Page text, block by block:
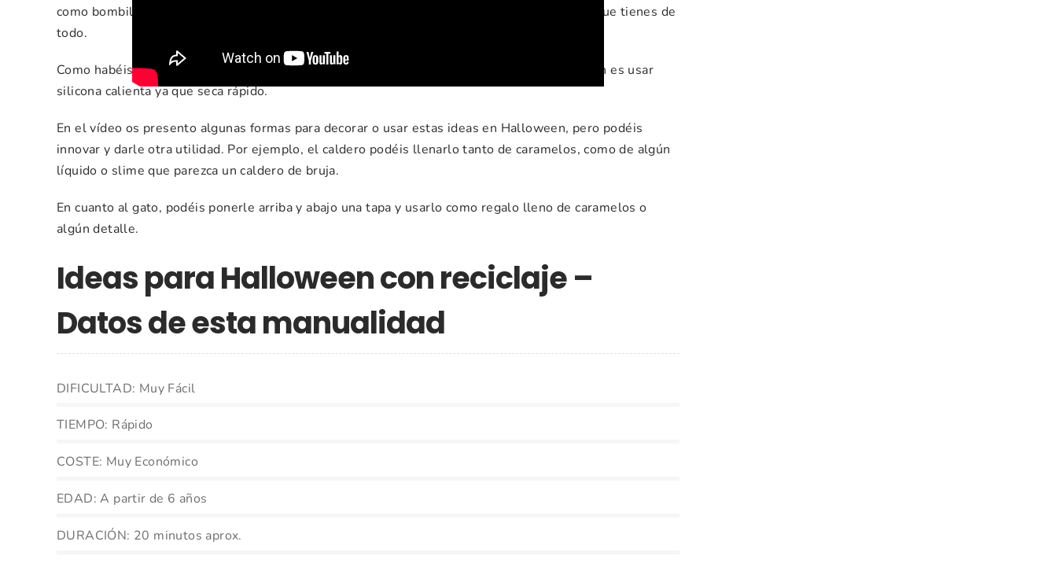
como bombillas, latas, tubos de cartón, envases,… Así, en el momento de hacerlas seguro que tienes de
todo.
Como habéis visto en el vídeo, hay que pegar distintos materiales por lo que la mejor opción es usar
silicona calienta ya que seca rápido.
En el vídeo os presento algunas formas para decorar o usar estas ideas en Halloween, pero podéis
innovar y darle otra utilidad. Por ejemplo, el caldero podéis llenarlo tanto de caramelos, como de algún
líquido o slime que parezca un caldero de bruja.
En cuanto al gato, podéis ponerle arriba y abajo una tapa y usarlo como regalo lleno de caramelos o
algún detalle.
Ideas para Halloween con reciclaje –
Datos de esta manualidad
DIFICULTAD: Muy Fácil
TIEMPO: Rápido
COSTE: Muy Económico
EDAD: A partir de 6 años
DURACIÓN: 20 minutos aprox.